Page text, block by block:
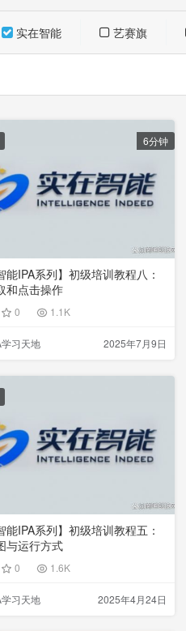
实在智能 艺赛旗
6分钟
能IPA系列】初级培训教程八：
和点击操作
0 1.1K
学习天地 2025年7月9日
能IPA系列】初级培训教程五：
与运行方式
0 1.6K
学习天地 2025年4月24日